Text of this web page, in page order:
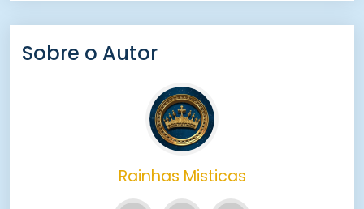
Sobre o Autor
Rainhas Misticas